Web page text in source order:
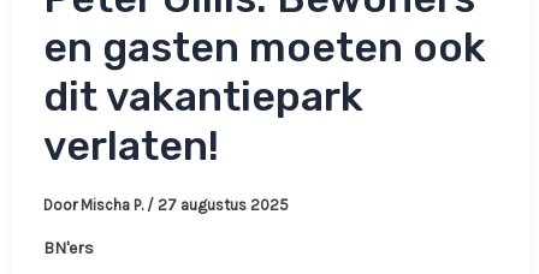
en gasten moeten ook
dit vakantiepark
verlaten!
Door Mischa P. / 27 augustus 2025
BN'ers